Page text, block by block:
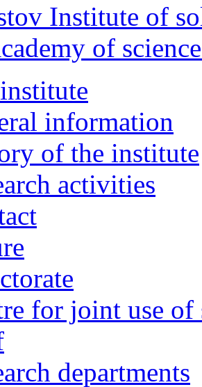
Institute of
of
information
of the institute
activities
for joint use
departments